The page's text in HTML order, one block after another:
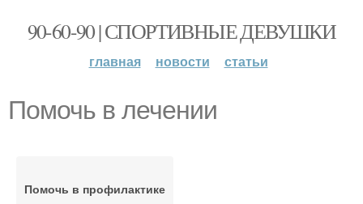
90-60-90 | СПОРТИВНЫЕ ДЕВУШКИ
главная новости статьи
Помочь в лечении
Помочь в профилактике